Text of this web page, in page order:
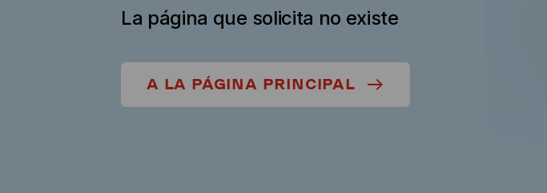
La página que solicita no existe
A LA PÁGINA PRINCIPAL